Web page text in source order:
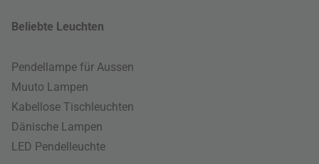
Beliebte Leuchten
Pendellampe für Aussen
Muuto Lampen
Kabellose Tischleuchten
Dänische Lampen
LED Pendelleuchte